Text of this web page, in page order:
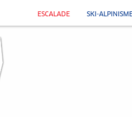
ESCALADE SKI-